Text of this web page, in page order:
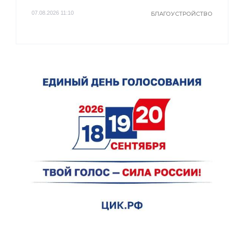
07.08.2026 11:10 БЛАГОУСТРОЙСТВО